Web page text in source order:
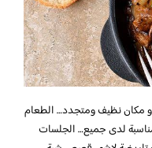
نظيف ومتجدد… الطعام
لدى جميع… الجلسات